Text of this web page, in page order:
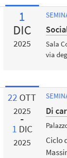
1
DIC
2025
Sala
via
22 OTT
2025
1 DIC
2025
Di
Ciclo